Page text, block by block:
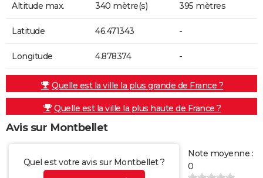
Altitude max. 340 mètre(s) 395 mètres
Latitude 46.471343 -
Longitude 4.878374 -
Quelle est la ville la plus grande de France ?
Quelle est la ville la plus haute de France ?
Avis sur Montbellet
Quel est votre avis sur Montbellet ?
Note moyenne :
0